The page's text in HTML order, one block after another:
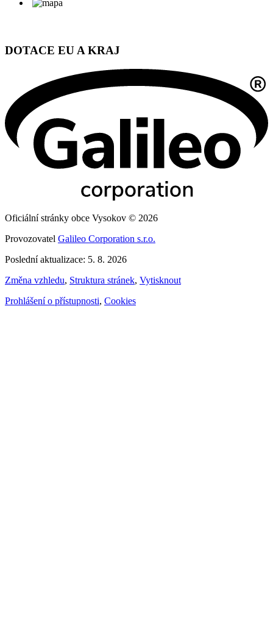
DOTACE EU A KRAJ
Oficiální stránky obce Vysokov © 2026
Provozovatel Galileo Corporation s.r.o.
Poslední aktualizace: 5. 8. 2026
Změna vzhledu, Struktura stránek, Vytisknout
Prohlášení o přístupnosti, Cookies